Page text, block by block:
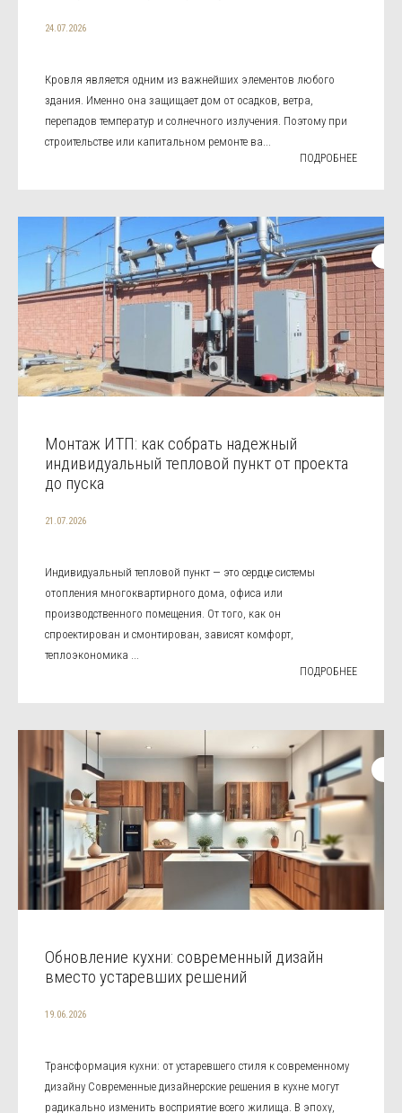
24.07.2026
Кровля является одним из важнейших элементов любого
здания. Именно она защищает дом от осадков, ветра,
перепадов температур и солнечного излучения. Поэтому при
строительстве или капитальном ремонте ва...
ПОДРОБНЕЕ
Монтаж ИТП: как собрать надежный
индивидуальный тепловой пункт от проекта
до пуска
21.07.2026
Индивидуальный тепловой пункт — это сердце системы
отопления многоквартирного дома, офиса или
производственного помещения. От того, как он
спроектирован и смонтирован, зависят комфорт,
теплоэкономика ...
ПОДРОБНЕЕ
Обновление кухни: современный дизайн
вместо устаревших решений
19.06.2026
Трансформация кухни: от устаревшего стиля к современному
дизайну Современные дизайнерские решения в кухне могут
радикально изменить восприятие всего жилища. В эпоху,